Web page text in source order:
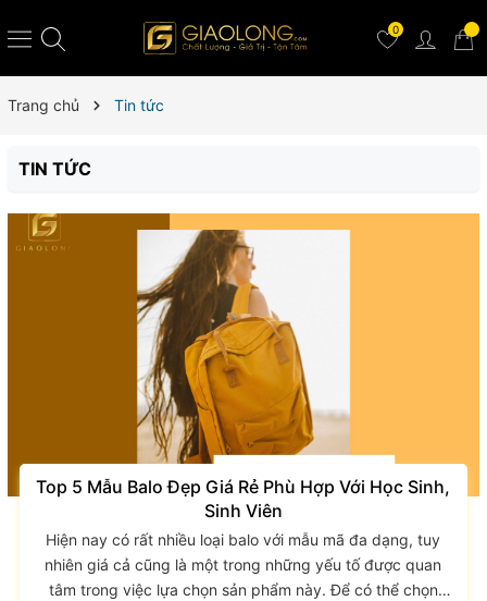
0
Trang chủ Tin tức
TIN TỨC
Top 5 Mẫu Balo Đẹp Giá Rẻ Phù Hợp Với Học Sinh,
Sinh Viên
Hiện nay có rất nhiều loại balo với mẫu mã đa dạng, tuy
nhiên giá cả cũng là một trong những yếu tố được quan
tâm trong việc lựa chọn sản phẩm này. Để có thể chọn